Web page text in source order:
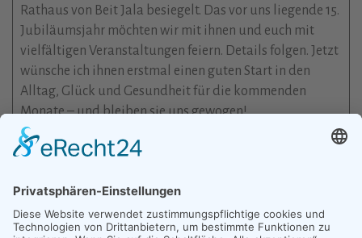
Rathaus von Beit Jala besiegelt. Das vor uns liegende 15.
Jubiläumsjahr möchten wir mit ihnen und euch mit
vielfältigen Veranstaltungen feiern. Details folgen. Jetzt
wünsche ich ihnen erstmal einen guten Start in den
Alltag, Glück und Gesundheit für die kommenden
Monate – und bleiben sie uns gewogen!
Für den Vorstand des Städtepartnerschaftsvereins
Jörg Bärschneider